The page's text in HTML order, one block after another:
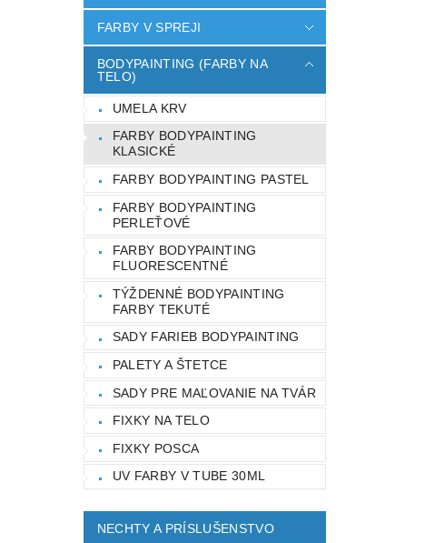
FARBY V SPREJI
BODYPAINTING (FARBY NA
TELO)
UMELA KRV
FARBY BODYPAINTING
KLASICKÉ
FARBY BODYPAINTING PASTEL
FARBY BODYPAINTING
PERLEŤOVÉ
FARBY BODYPAINTING
FLUORESCENTNÉ
TÝŽDENNÉ BODYPAINTING
FARBY TEKUTÉ
SADY FARIEB BODYPAINTING
PALETY A ŠTETCE
SADY PRE MAĽOVANIE NA TVÁR
FIXKY NA TELO
FIXKY POSCA
UV FARBY V TUBE 30ML
NECHTY A PRÍSLUŠENSTVO